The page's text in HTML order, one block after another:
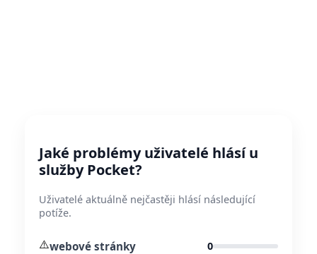
Jaké problémy uživatelé hlásí u
služby Pocket?
Uživatelé aktuálně nejčastěji hlásí následující
potíže.
⚠️webové stránky 0